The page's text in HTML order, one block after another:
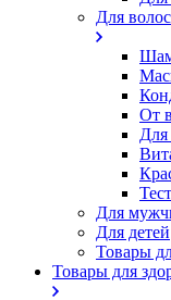
Для волос
От
Для
Для
Для детей
Товары
Товары для